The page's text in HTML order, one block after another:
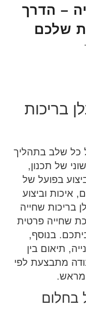
– הדרך
שלכם
בריכות
כל שלב בתהליך
של תכנון,
בפועל של
איכות וביצוע
בריכות שחייה
שחייה פרטית
בנוסף,
תיאום בין
מתבצעת לפי
מראש.
בחלום